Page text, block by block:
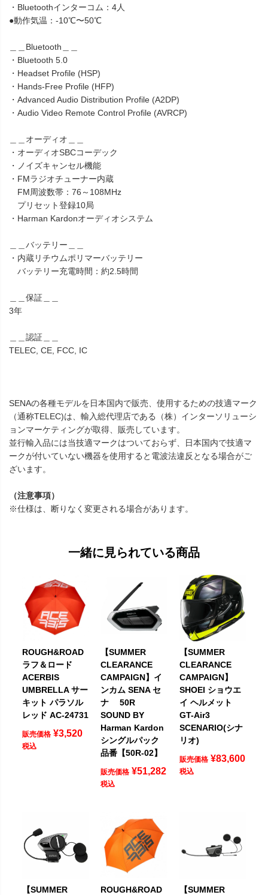
・Bluetoothインターコム：4人
●動作気温：-10℃〜50℃
＿＿Bluetooth＿＿
・Bluetooth 5.0
・Headset Profile (HSP)
・Hands-Free Profile (HFP)
・Advanced Audio Distribution Profile (A2DP)
・Audio Video Remote Control Profile (AVRCP)
＿＿オーディオ＿＿
・オーディオSBCコーデック
・ノイズキャンセル機能
・FMラジオチューナー内蔵
FM周波数帯：76～108MHz
プリセット登録10局
・Harman Kardonオーディオシステム
＿＿バッテリー＿＿
・内蔵リチウムポリマーバッテリー
バッテリー充電時間：約2.5時間
＿＿保証＿＿
3年
＿＿認証＿＿
TELEC, CE, FCC, IC
SENAの各種モデルを日本国内で販売、使用するための技適マーク
（通称TELEC)は、輸入総代理店である（株）インターソリューシ
ョンマーケティングが取得、販売しています。
並行輸入品には当技適マークはついておらず、日本国内で技適マ
ークが付いていない機器を使用すると電波法違反となる場合がご
ざいます。
（注意事項）
※仕様は、断りなく変更される場合があります。
一緒に見られている商品
ROUGH&ROAD
ラフ＆ロード
ACERBIS
UMBRELLA サー
キット パラソル
レッド AC-24731
販売価格 ¥3,520
税込
【SUMMER
CLEARANCE
CAMPAIGN】イ
ンカム SENA セ
ナ 50R
SOUND BY
Harman Kardon
シングルパック
品番【50R-02】
販売価格 ¥51,282
税込
【SUMMER
CLEARANCE
CAMPAIGN】
SHOEI ショウエ
イ ヘルメット
GT-Air3
SCENARIO(シナ
リオ)
販売価格 ¥83,600
税込
【SUMMER
ROUGH&ROAD
【SUMMER